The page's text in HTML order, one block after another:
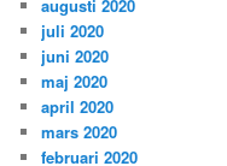
augusti 2020
juli 2020
juni 2020
maj 2020
april 2020
mars 2020
februari 2020